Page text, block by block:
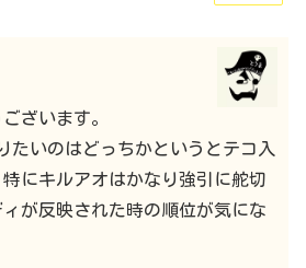
ざいます。
たいのはどっちかというとテコ入
にキルアオはかなり強引に舵切
が反映された時の順位が気にな